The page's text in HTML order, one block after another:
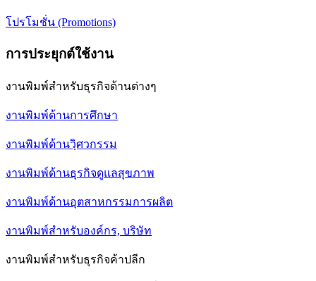
โปรโมชั่น (Promotions)
การประยุกต์ใช้งาน
งานพิมพ์สำหรับธุรกิจด้านต่างๆ
งานพิมพ์ด้านการศึกษา
งานพิมพ์ด้านวฺิศวกรรม
งานพิมพ์ด้านธุรกิจดูแลสุขภาพ
งานพิมพ์ด้านอุตสาหกรรมการผลิต
งานพิมพ์สำหรับองค์กร, บริษัท
งานพิมพ์สำหรับธุรกิจค้าปลีก